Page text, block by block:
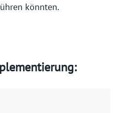
könnten.